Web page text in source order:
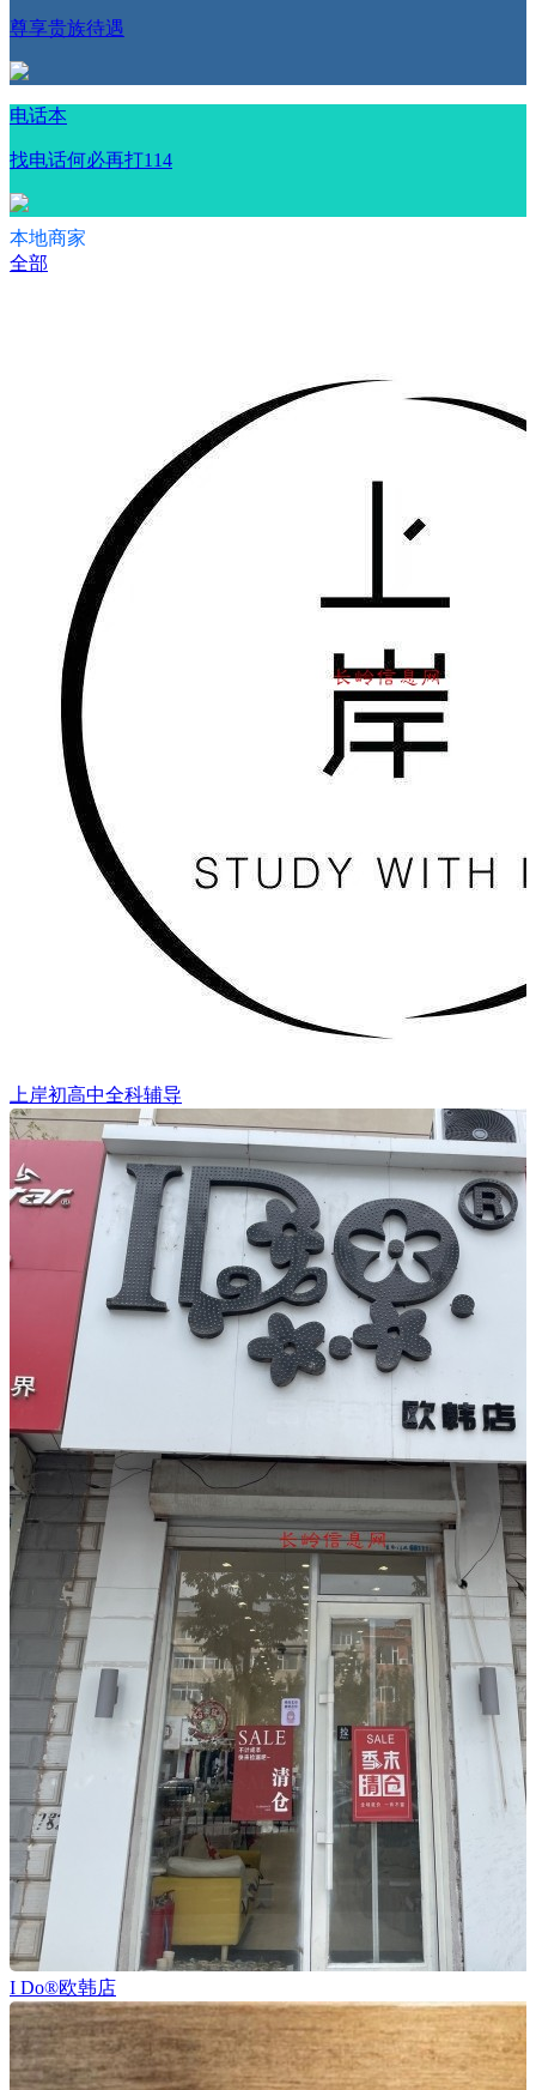
尊享贵族待遇
电话本
找电话何必再打114
本地商家
全部
上岸初高中全科辅导
I Do®欧韩店